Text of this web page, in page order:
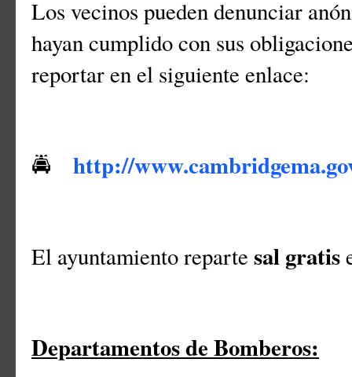
Los vecinos pueden denunciar
hayan cumplido con sus
reportar en el siguiente enlace:
🚔 http://
El ayuntamiento reparte sal gratis
Departamentos de Bomberos: